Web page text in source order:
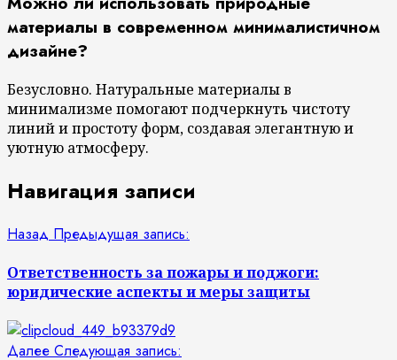
материалы в современном минималистичном
дизайне?
Безусловно. Натуральные материалы в
минимализме помогают подчеркнуть чистоту
линий и простоту форм, создавая элегантную и
уютную атмосферу.
Навигация записи
Назад Предыдущая запись:
Ответственность за пожары и поджоги:
юридические аспекты и меры защиты
Далее Следующая запись: